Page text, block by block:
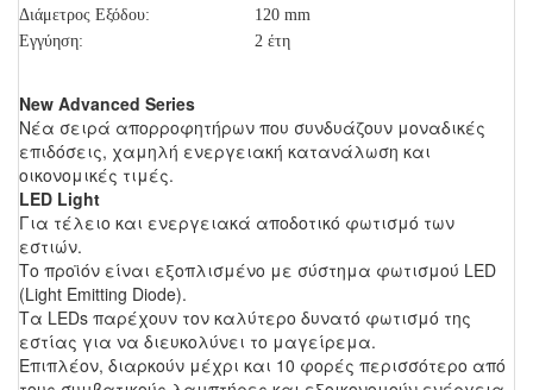
Διάμετρος Εξόδου: 120 mm
Εγγύηση: 2 έτη
New Advanced Series
Νέα σειρά απορροφητήρων που συνδυάζουν μοναδικές
επιδόσεις, χαμηλή ενεργειακή κατανάλωση και
οικονομικές τιμές.
LED Light
Για τέλειο και ενεργειακά αποδοτικό φωτισμό των
εστιών.
Το προϊόν είναι εξοπλισμένο με σύστημα φωτισμού LED
(Light Emitting Diode).
Τα LEDs παρέχουν τον καλύτερο δυνατό φωτισμό της
εστίας για να διευκολύνει το μαγείρεμα.
Επιπλέον, διαρκούν μέχρι και 10 φορές περισσότερο από